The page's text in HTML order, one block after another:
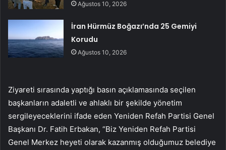
Ağustos 10, 2026
İran Hürmüz Boğazı’nda 25 Gemiyi
Korudu
Ağustos 10, 2026
Ziyareti sırasında yaptığı basın açıklamasında seçilen
başkanların adaletli ve ahlaklı bir şekilde yönetim
sergileyeceklerini ifade eden Yeniden Refah Partisi Genel
Başkanı Dr. Fatih Erbakan, “Biz Yeniden Refah Partisi
Genel Merkez heyeti olarak kazanmış olduğumuz belediye